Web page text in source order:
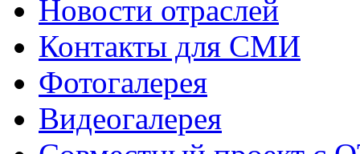
Новости отраслей
Контакты для СМИ
Фотогалерея
Видеогалерея